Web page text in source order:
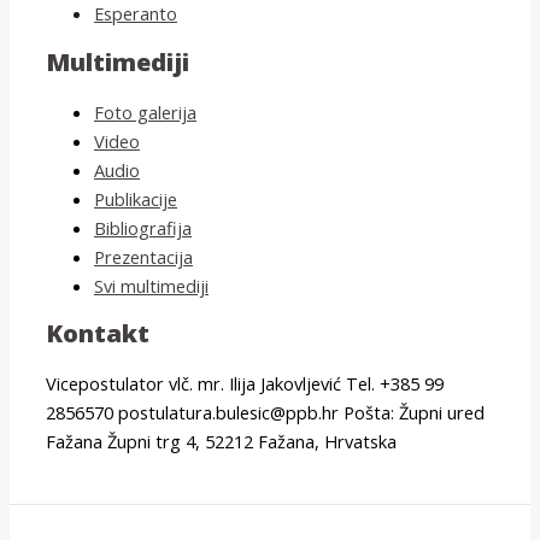
Esperanto
Multimediji
Foto galerija
Video
Audio
Publikacije
Bibliografija
Prezentacija
Svi multimediji
Kontakt
Vicepostulator vlč. mr. Ilija Jakovljević Tel. +385 99
2856570 postulatura.bulesic@ppb.hr Pošta: Župni ured
Fažana Župni trg 4, 52212 Fažana, Hrvatska